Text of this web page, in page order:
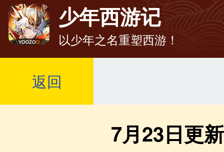
少年西游记
以少年之名重塑西游！
返回
7月23日更